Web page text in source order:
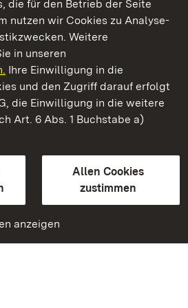
die für den Betrieb der Seite
nutzen wir Cookies zu Analyse-
Weitere
in unseren
Ihre Einwilligung in die
und den Zugriff darauf erfolgt
die Einwilligung in die weitere
Art. 6 Abs. 1 Buchstabe a)
Allen Cookies
zustimmen
anzeigen
Baden‑Württemberg
Gärten Baden-Württemberg
Sprache
Seiten)